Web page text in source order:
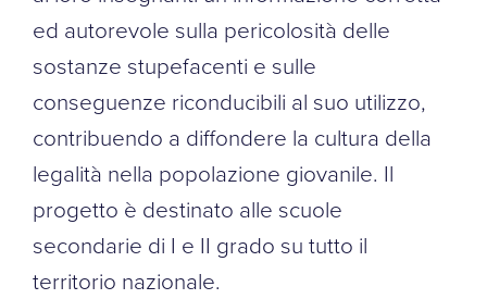
ed autorevole sulla pericolosità delle
sostanze stupefacenti e sulle
conseguenze riconducibili al suo utilizzo,
contribuendo a diffondere la cultura della
legalità nella popolazione giovanile. Il
progetto è destinato alle scuole
secondarie di I e II grado su tutto il
territorio nazionale.